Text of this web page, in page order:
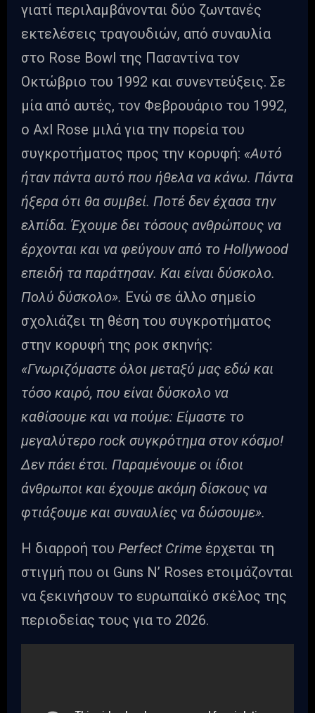
γιατί περιλαμβάνoνται δύο ζωντανές
εκτελέσεις τραγουδιών, από συναυλία
στο Rose Bowl της Πασαντίνα τον
Οκτώβριο του 1992 και συνεντεύξεις. Σε
μία από αυτές, τον Φεβρουάριο του 1992,
ο Axl Rose μιλά για την πορεία του
συγκροτήματος προς την κορυφή: «Αυτό
ήταν πάντα αυτό που ήθελα να κάνω. Πάντα
ήξερα ότι θα συμβεί. Ποτέ δεν έχασα την
ελπίδα. Έχουμε δει τόσους ανθρώπους να
έρχονται και να φεύγουν από το Hollywood
επειδή τα παράτησαν. Και είναι δύσκολο.
Πολύ δύσκολο». Ενώ σε άλλο σημείο
σχολιάζει τη θέση του συγκροτήματος
στην κορυφή της ροκ σκηνής:
«Γνωριζόμαστε όλοι μεταξύ μας εδώ και
τόσο καιρό, που είναι δύσκολο να
καθίσουμε και να πούμε: Είμαστε το
μεγαλύτερο rock συγκρότημα στον κόσμο!
Δεν πάει έτσι. Παραμένουμε οι ίδιοι
άνθρωποι και έχουμε ακόμη δίσκους να
φτιάξουμε και συναυλίες να δώσουμε».
Η διαρροή του Perfect Crime έρχεται τη
στιγμή που οι Guns N’ Roses ετοιμάζονται
να ξεκινήσουν το ευρωπαϊκό σκέλος της
περιοδείας τους για το 2026.